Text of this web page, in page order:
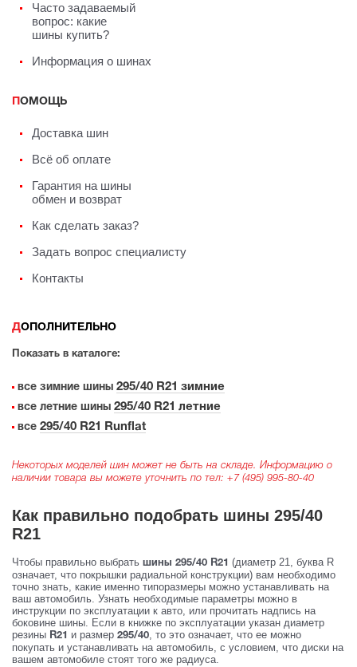
Часто задаваемый
вопрос: какие
шины купить?
Информация о шинах
ПОМОЩЬ
Доставка шин
Всё об оплате
Гарантия на шины
обмен и возврат
Как сделать заказ?
Задать вопрос специалисту
Контакты
ДОПОЛНИТЕЛЬНО
Показать в каталоге:
все зимние шины 295/40 R21 зимние
все летние шины 295/40 R21 летние
все 295/40 R21 Runflat
Некоторых моделей шин может не быть на складе. Информацию о
наличии товара вы можете уточнить по тел: +7 (495) 995-80-40
Как правильно подобрать шины 295/40
R21
Чтобы правильно выбрать шины 295/40 R21 (диаметр 21, буква R
означает, что покрышки радиальной конструкции) вам необходимо
точно знать, какие именно типоразмеры можно устанавливать на
ваш автомобиль. Узнать необходимые параметры можно в
инструкции по эксплуатации к авто, или прочитать надпись на
боковине шины. Если в книжке по эксплуатации указан диаметр
резины R21 и размер 295/40, то это означает, что ее можно
покупать и устанавливать на автомобиль, с условием, что диски на
вашем автомобиле стоят того же радиуса.